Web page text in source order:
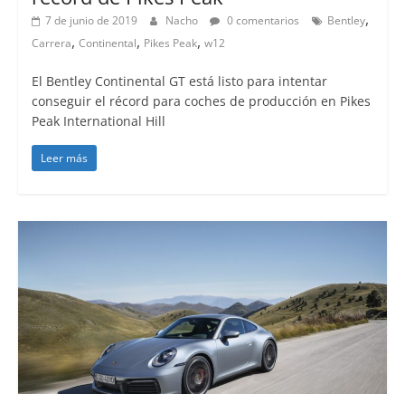
7 de junio de 2019 Nacho 0 comentarios Bentley,
Carrera, Continental, Pikes Peak, w12
El Bentley Continental GT está listo para intentar
conseguir el récord para coches de producción en Pikes
Peak International Hill
Leer más